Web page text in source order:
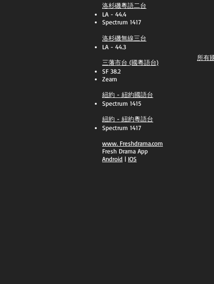
洛杉磯粵語二台
LA - 44.4
Spectrum 1417
洛杉磯無線三台
LA - 44.3
三藩市台 (國粵語台)
SF 38.2
Zeam
紐約 - 紐約國語台
Spectrum 1415
紐約 - 紐約粵語台
Spectrum 1417
​www. Freshdrama.com
Fresh Drama App
​Android | IOS
所有